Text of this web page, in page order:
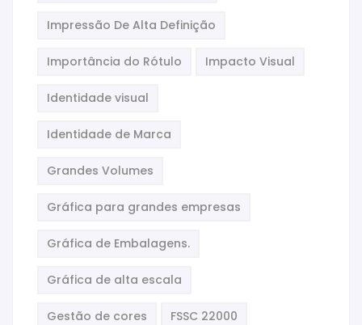
Impressão De Alta Definição
Importância do Rótulo Impacto Visual
Identidade visual
Identidade de Marca
Grandes Volumes
Gráfica para grandes empresas
Gráfica de Embalagens.
Gráfica de alta escala
Gestão de cores FSSC 22000